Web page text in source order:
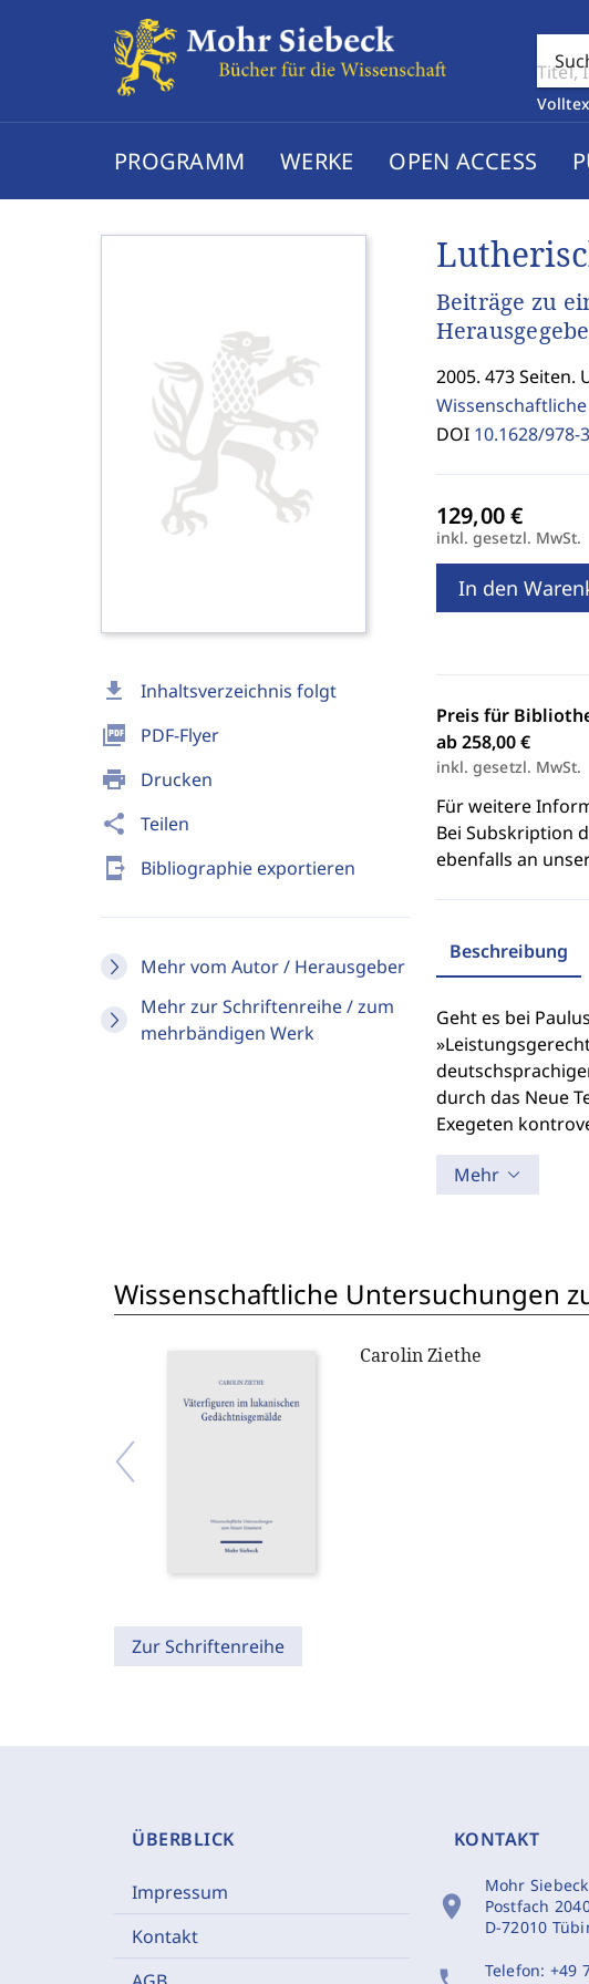
PROGRAMM WERKE OPEN ACCESS
download Inhaltsverzeichnis folgt
picture_as_pdf PDF-Flyer
print Drucken
share Teilen
send_to_mobile Bibliographie exportieren
Mehr vom Autor / Herausgeber
Mehr zur Schriftenreihe / zum
mehrbändigen Werk
Beiträge zu
2005. 473 Seiten.
DOI 10.1628/978-
inkl. gesetzl. MwSt.
In den
Preis für
ab 258,00 €
inkl. gesetzl. MwSt.
Für weitere
Bei Subskription
ebenfalls an
Beschreibung
Geht es bei
durch das Neue
Exegeten
Mehr
Wissenschaftliche Untersuchungen
Carolin Ziethe
Zur Schriftenreihe
ÜBERBLICK
Impressum
Kontakt
KONTAKT
location_on
Mohr
Postfach
D-72010
Telefon: +49